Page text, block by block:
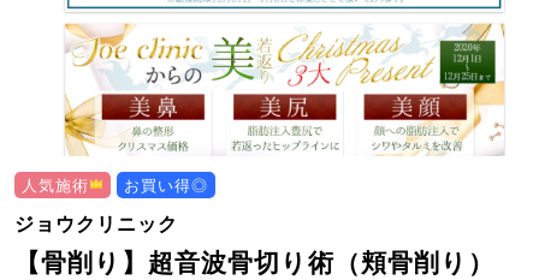
人気施術 お買い得◎
ジョウクリニック
【骨削り】超音波骨切り術（頬骨削り）